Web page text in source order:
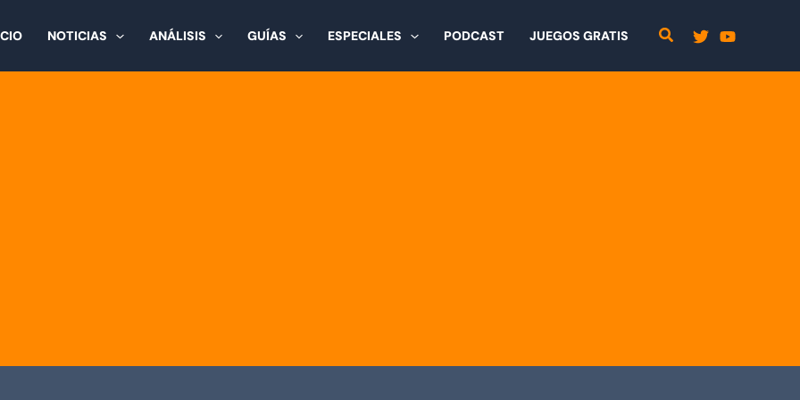
NOTICIAS ANÁLISIS GUÍAS ESPECIALES PODCAST JUEGOS GRATIS